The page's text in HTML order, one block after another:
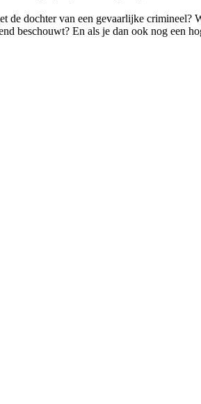
de dochter van een gevaarlijke
beschouwt? En als je dan ook nog een